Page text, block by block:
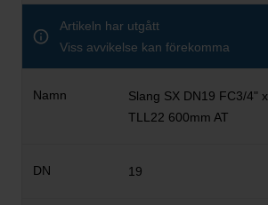
Artikeln har utgått
Viss avvikelse kan förekomma
Slang SX DN19 FC3/4" x
TLL22 600mm AT
19